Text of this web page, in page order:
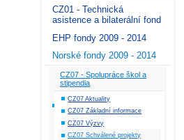
CZ01 - Technická
asistence a bilaterální fond
EHP fondy 2009 - 2014
Norské fondy 2009 - 2014
CZ07 - Spolupráce škol a
stipendia
CZ07 Aktuality
CZ07 Základní informace
CZ07 Výzvy
CZ07 Schválené projekty